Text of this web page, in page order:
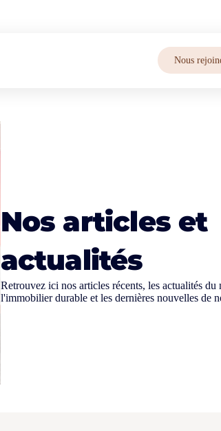
Nous
Nos articles et
actualités
Retrouvez ici nos articles récents, les actualités du
l'immobilier durable et les dernières nouvelles de